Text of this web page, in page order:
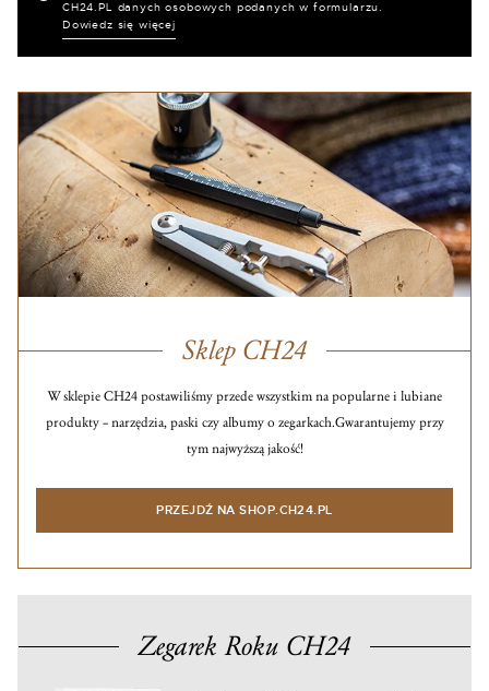
CH24.PL danych osobowych podanych w formularzu.
Dowiedz się więcej
Sklep CH24
W sklepie CH24 postawiliśmy przede wszystkim na popularne i lubiane
produkty – narzędzia, paski czy albumy o zegarkach.Gwarantujemy przy
tym najwyższą jakość!
PRZEJDŹ NA SHOP.CH24.PL
Zegarek Roku CH24